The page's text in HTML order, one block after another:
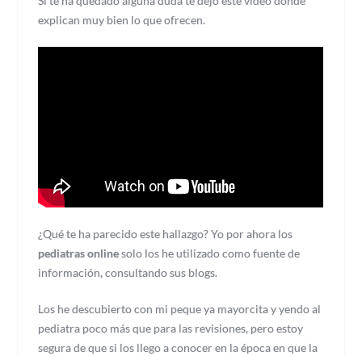
explican muy bien lo que ofrecen.
¿Qué te ha parecido este hallazgo? Yo por ahora los
pediatras onlinesolo los he utilizado como fuente de
información, consultando sus blogs.
Los he descubierto con mi peque ya mayorcita y yendo al
pediatra poco más que para las revisiones, pero estoy
segura de que si los llego a conocer en la época en que la